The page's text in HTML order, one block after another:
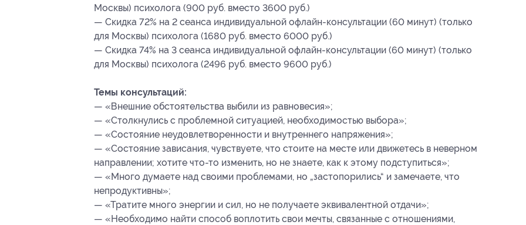
Москвы) психолога (900 руб. вместо 3600 руб.)
— Скидка 72% на 2 сеанса индивидуальной офлайн-консультации (60 минут) (только
для Москвы) психолога (1680 руб. вместо 6000 руб.)
— Скидка 74% на 3 сеанса индивидуальной офлайн-консультации (60 минут) (только
для Москвы) психолога (2496 руб. вместо 9600 руб.)
Темы консультаций:
— «Внешние обстоятельства выбили из равновесия»;
— «Столкнулись с проблемной ситуацией, необходимостью выбора»;
— «Состояние неудовлетворенности и внутреннего напряжения»;
— «Состояние зависания, чувствуете, что стоите на месте или движетесь в неверном
направлении; хотите что-то изменить, но не знаете, как к этому подступиться»;
— «Много думаете над своими проблемами, но „застопорились“ и замечаете, что
непродуктивны»;
— «Тратите много энергии и сил, но не получаете эквивалентной отдачи»;
— «Необходимо найти способ воплотить свои мечты, связанные с отношениями,